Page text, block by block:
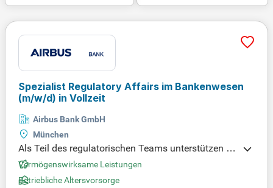
Spezialist Regulatory Affairs im Bankenwesen
(m/w/d) in Vollzeit
Airbus Bank GmbH
München
Als Teil des regulatorischen Teams unterstützen Si
e die Umsetzung komplexer Standards in der Bank
praxis. Zu Ihren zentralen Aufgaben gehört die selb
Vermögenswirksame Leistungen
Betriebliche Altersvorsorge